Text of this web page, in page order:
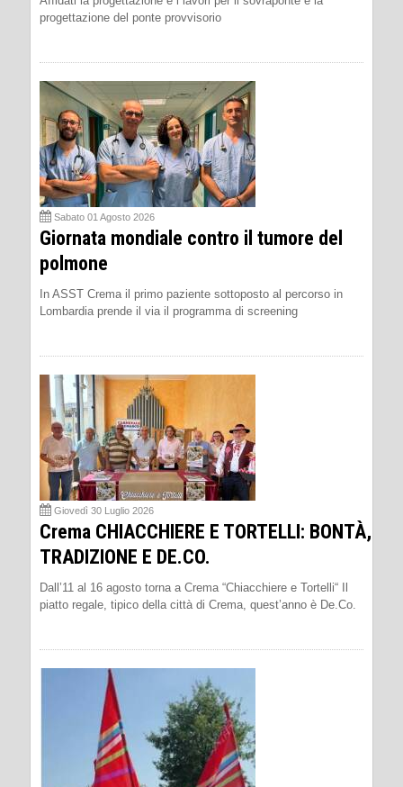
progettazione del ponte provvisorio
Sabato 01 Agosto 2026
Giornata mondiale contro il tumore del
polmone
In ASST Crema il primo paziente sottoposto al percorso in
Lombardia prende il via il programma di screening
Giovedì 30 Luglio 2026
Crema CHIACCHIERE E TORTELLI: BONTÀ,
TRADIZIONE E DE.CO.
Dall’11 al 16 agosto torna a Crema “Chiacchiere e Tortelli“ Il
piatto regale, tipico della città di Crema, quest’anno è De.Co.